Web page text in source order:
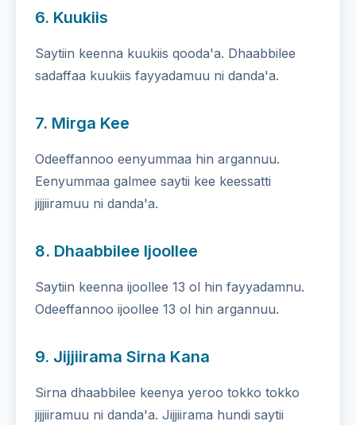
6. Kuukiis
Saytiin keenna kuukiis qooda'a. Dhaabbilee
sadaffaa kuukiis fayyadamuu ni danda'a.
7. Mirga Kee
Odeeffannoo eenyummaa hin argannuu.
Eenyummaa galmee saytii kee keessatti
jijjiiramuu ni danda'a.
8. Dhaabbilee Ijoollee
Saytiin keenna ijoollee 13 ol hin fayyadamnu.
Odeeffannoo ijoollee 13 ol hin argannuu.
9. Jijjiirama Sirna Kana
Sirna dhaabbilee keenya yeroo tokko tokko
jijjiiramuu ni danda'a. Jijjiirama hundi saytii